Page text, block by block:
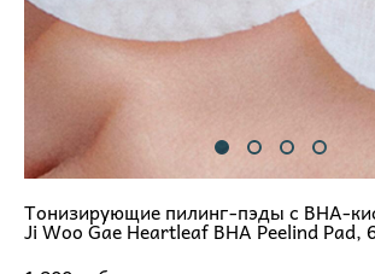
Тонизирующие пилинг-пэды с BHA-
Ji Woo Gae Heartleaf BHA Peelind Pad,